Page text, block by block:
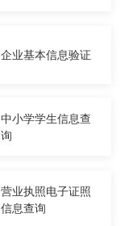
企业基本信息验证
中小学学生信息查
询
营业执照电子证照
信息查询